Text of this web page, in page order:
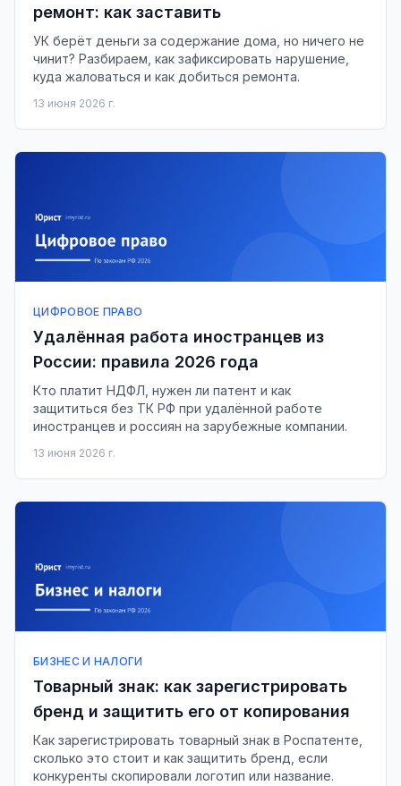
ремонт: как заставить
УК берёт деньги за содержание дома, но ничего не
чинит? Разбираем, как зафиксировать нарушение,
куда жаловаться и как добиться ремонта.
13 июня 2026 г.
ЦИФРОВОЕ ПРАВО
Удалённая работа иностранцев из
России: правила 2026 года
Кто платит НДФЛ, нужен ли патент и как
защититься без ТК РФ при удалённой работе
иностранцев и россиян на зарубежные компании.
13 июня 2026 г.
БИЗНЕС И НАЛОГИ
Товарный знак: как зарегистрировать
бренд и защитить его от копирования
Как зарегистрировать товарный знак в Роспатенте,
сколько это стоит и как защитить бренд, если
конкуренты скопировали логотип или название.